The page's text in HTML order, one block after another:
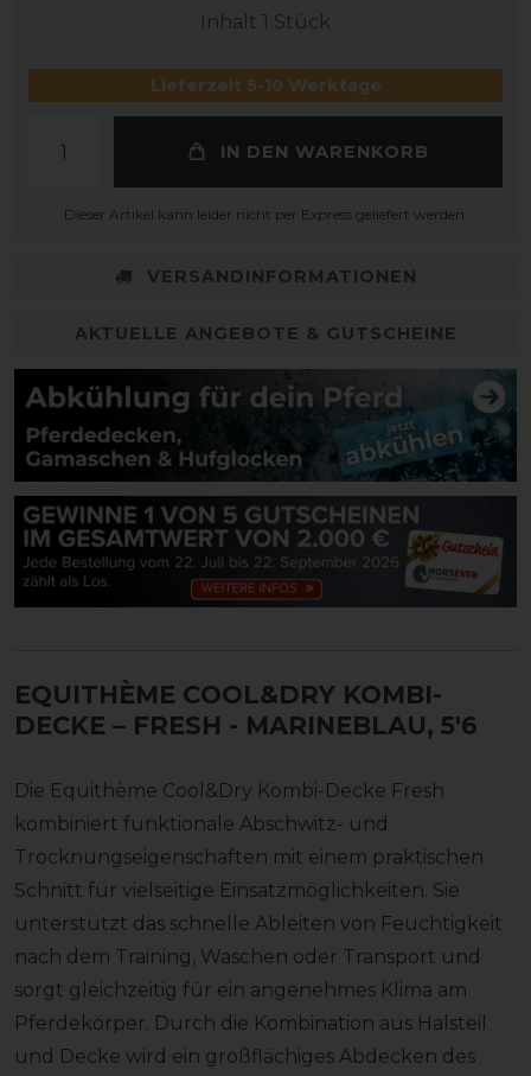
Inhalt 1 Stück
Lieferzeit 5-10 Werktage
IN DEN WARENKORB
Dieser Artikel kann leider nicht per Express geliefert werden.
VERSANDINFORMATIONEN
AKTUELLE ANGEBOTE & GUTSCHEINE
EQUITHÈME COOL&DRY KOMBI-
DECKE – FRESH - MARINEBLAU, 5'6
Die Equithème Cool&Dry Kombi-Decke Fresh
kombiniert funktionale Abschwitz- und
Trocknungseigenschaften mit einem praktischen
Schnitt für vielseitige Einsatzmöglichkeiten. Sie
unterstützt das schnelle Ableiten von Feuchtigkeit
nach dem Training, Waschen oder Transport und
sorgt gleichzeitig für ein angenehmes Klima am
Pferdekörper. Durch die Kombination aus Halsteil
und Decke wird ein großflächiges Abdecken des